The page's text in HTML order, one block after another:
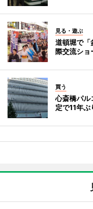
見る・遊ぶ
道頓堀で
際交流ショ
買う
心斎橋パ
定で11年ぶ